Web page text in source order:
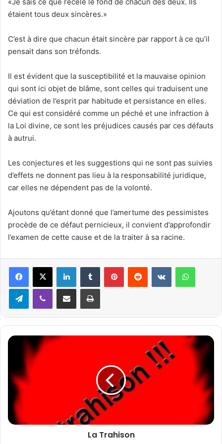
étaient tous deux sincères.»
C’est à dire que chacun était sincère par rapport à ce qu’il
pensait dans son tréfonds.
Il est évident que la susceptibilité et la mauvaise opinion
qui sont ici objet de blâme, sont celles qui traduisent une
déviation de l’esprit par habitude et persistance en elles.
Ce qui est considéré comme un péché et une infraction à
la Loi divine, ce sont les préjudices causés par ces défauts
à autrui.
Les conjectures et les suggestions qui ne sont pas suivies
d’effets ne donnent pas lieu à la responsabilité juridique,
car elles ne dépendent pas de la volonté.
Ajoutons qu’étant donné que l’amertume des pessimistes
procède de ce défaut pernicieux, il convient d’approfondir
l’examen de cette cause et de la traiter à sa racine.
Telegram
L
a
o
La Trahison